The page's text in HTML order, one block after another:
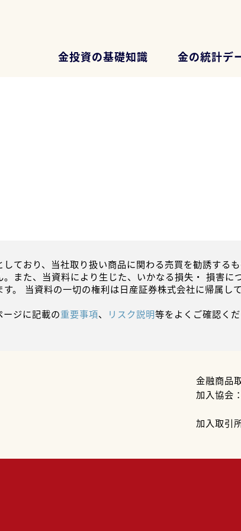
金投資の基礎知識 金の統計デ
ており、当社取り扱い商品に関わる売買を勧誘する
また、当資料により生じた、いかなる損失・ 損害
。 当資料の一切の権利は日産証券株式会社に帰属し
ジに記載の重要事項、 リスク説明等をよくご確認くだ
金融商品
加入協会：
加入取引